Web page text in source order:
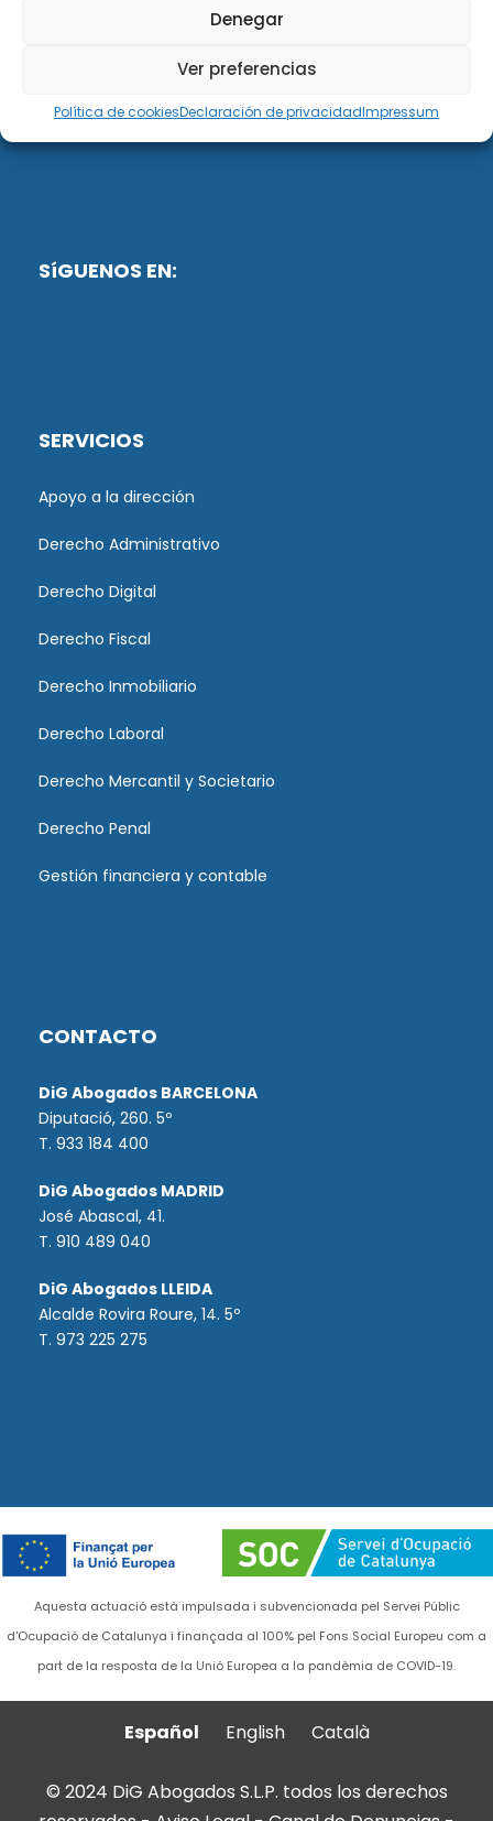
Denegar
Ver preferencias
Política de cookiesDeclaración de privacidadImpressum
fiscalidad y mercantil. Llevamos más de 50 años al
SíGUENOS EN:
SERVICIOS
Apoyo a la dirección
Derecho Administrativo
Derecho Digital
Derecho Fiscal
Derecho Inmobiliario
Derecho Laboral
Derecho Mercantil y Societario
Derecho Penal
Gestión financiera y contable
CONTACTO
DiG Abogados BARCELONA
Diputació, 260. 5º
T. 933 184 400
DiG Abogados MADRID
José Abascal, 41.
T. 910 489 040
DiG Abogados LLEIDA
Alcalde Rovira Roure, 14. 5º
T. 973 225 275
Aquesta actuació està impulsada i subvencionada pel Servei Públic
d'Ocupació de Catalunya i finançada al 100% pel Fons Social Europeu com a
part de la resposta de la Unió Europea a la pandèmia de COVID-19.
Español English Català
© 2024 DiG Abogados S.L.P. todos los derechos